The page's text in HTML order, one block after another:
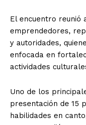
El encuentro reunió
emprendedores,
y autoridades,
enfocada en
actividades
Uno de los
presentación de 15
habilidades en